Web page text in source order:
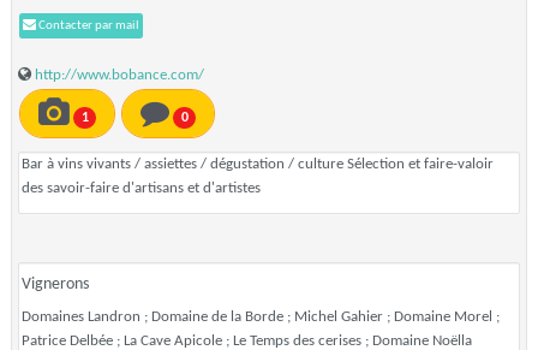
Contacter par mail
http://www.bobance.com/
1 0
Bar à vins vivants / assiettes / dégustation / culture Sélection et faire-valoir
des savoir-faire d'artisans et d'artistes
Vignerons
Domaines Landron ; Domaine de la Borde ; Michel Gahier ; Domaine Morel ;
Patrice Delbée ; La Cave Apicole ; Le Temps des cerises ; Domaine Noëlla